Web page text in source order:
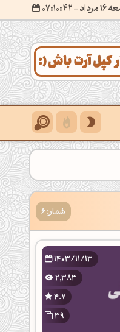
مرداد
- ۰۷:۱۰:۴۳
شمار: 6
1403/11/13
2,383
4.7
39